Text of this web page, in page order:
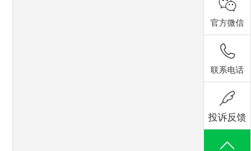
官方微信
联系电话
投诉反馈